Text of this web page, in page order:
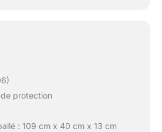
protection
: 109 cm x 40 cm x 13 cm